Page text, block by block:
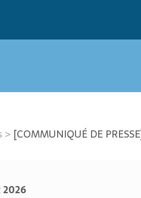
> [COMMUNIQUÉ DE
2026